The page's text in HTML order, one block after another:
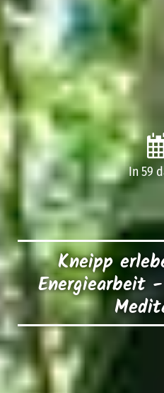
In 59
Kneipp
Energiearbeit